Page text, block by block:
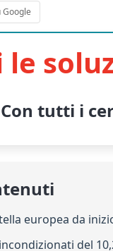
Google
le
Con tutti i
europea da
del